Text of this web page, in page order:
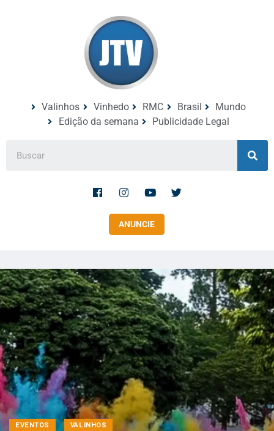
Valinhos Vinhedo RMC Brasil
Mundo
Edição da semana
Publicidade Legal
ANUNCIE
EVENTOS VALINHOS